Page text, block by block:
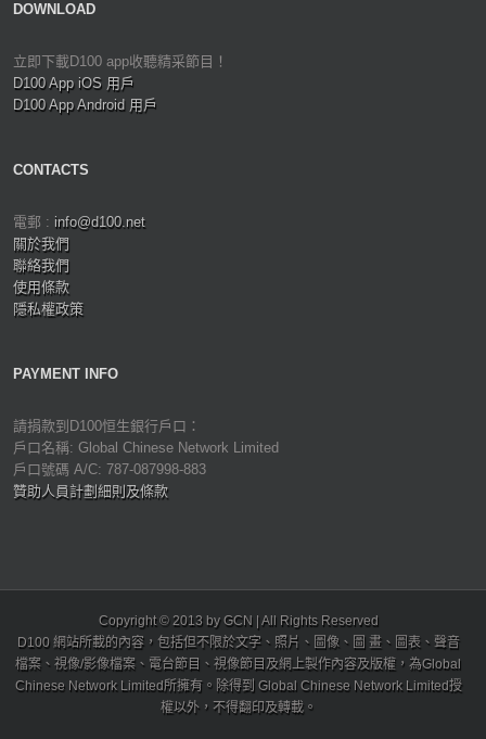
DOWNLOAD
立即下載D100 app收聽精采節目！
D100 App iOS 用戶
D100 App Android 用戶
CONTACTS
電郵 : info@d100.net
關於我們
聯絡我們
使用條款
隱私權政策
PAYMENT INFO
請捐款到D100恒生銀行戶口：
戶口名稱: Global Chinese Network Limited
戶口號碼 A/C: 787-087998-883
贊助人員計劃細則及條款
Copyright © 2013 by GCN | All Rights Reserved
D100 網站所載的內容，包括但不限於文字、照片、圖像、圖 畫、圖表、聲音
檔案、視像/影像檔案、電台節目、視像節目及網上製作內容及版權，為Global
Chinese Network Limited所擁有。除得到 Global Chinese Network Limited授
權以外，不得翻印及轉載。